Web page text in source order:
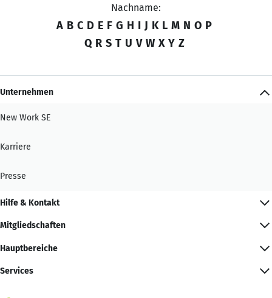
Nachname:
A B C D E F G H I J K L M N O P
Q R S T U V W X Y Z
Unternehmen
New Work SE
Karriere
Presse
Hilfe & Kontakt
Mitgliedschaften
Hauptbereiche
Services